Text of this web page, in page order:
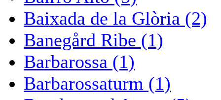
Baixada de la Glòria (2)
Banegård Ribe (1)
Barbarossa (1)
Barbarossaturm (1)